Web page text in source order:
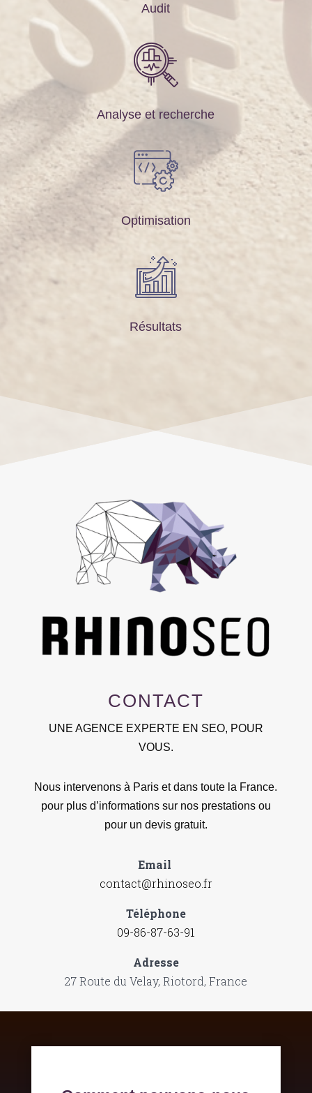
Audit
Analyse et recherche
Optimisation
Résultats
CONTACT
UNE AGENCE EXPERTE EN SEO, POUR
VOUS.
Nous intervenons à Paris et dans toute la France.
pour plus d’informations sur nos prestations ou
pour un devis gratuit.
Email
contact@rhinoseo.fr
Téléphone
09-86-87-63-91
Adresse
27 Route du Velay, Riotord, France